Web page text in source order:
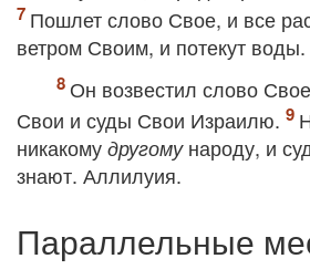
Пошлет слово Свое, и все
ветром Своим, и потекут воды.
Он возвестил слово
Свои и суды Свои Израилю.
никакому другомународу, и
знают. Аллилуия.
Параллельные